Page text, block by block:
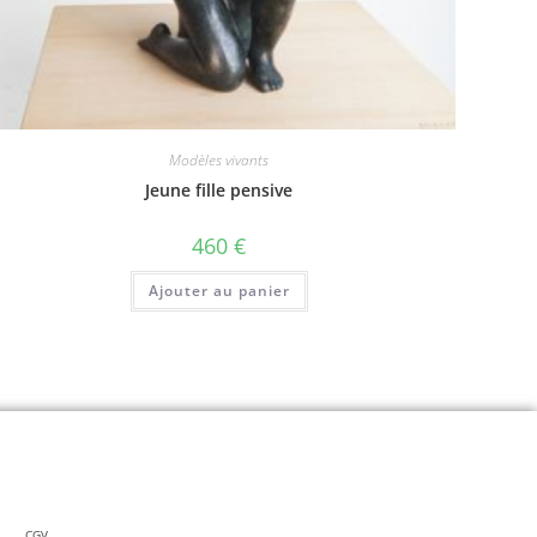
Modèles vivants
Jeune fille pensive
460€
Ajouter au panier